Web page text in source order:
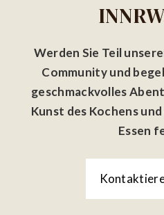
Werden Sie Teil
Community und
geschmackvolles
Kunst des Kochens
Essen